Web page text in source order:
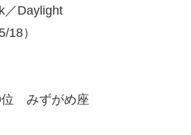
／Daylight
18）
みずがめ座